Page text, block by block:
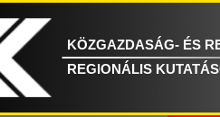
KÖZGAZDASÁG- ÉS
REGIONÁLIS